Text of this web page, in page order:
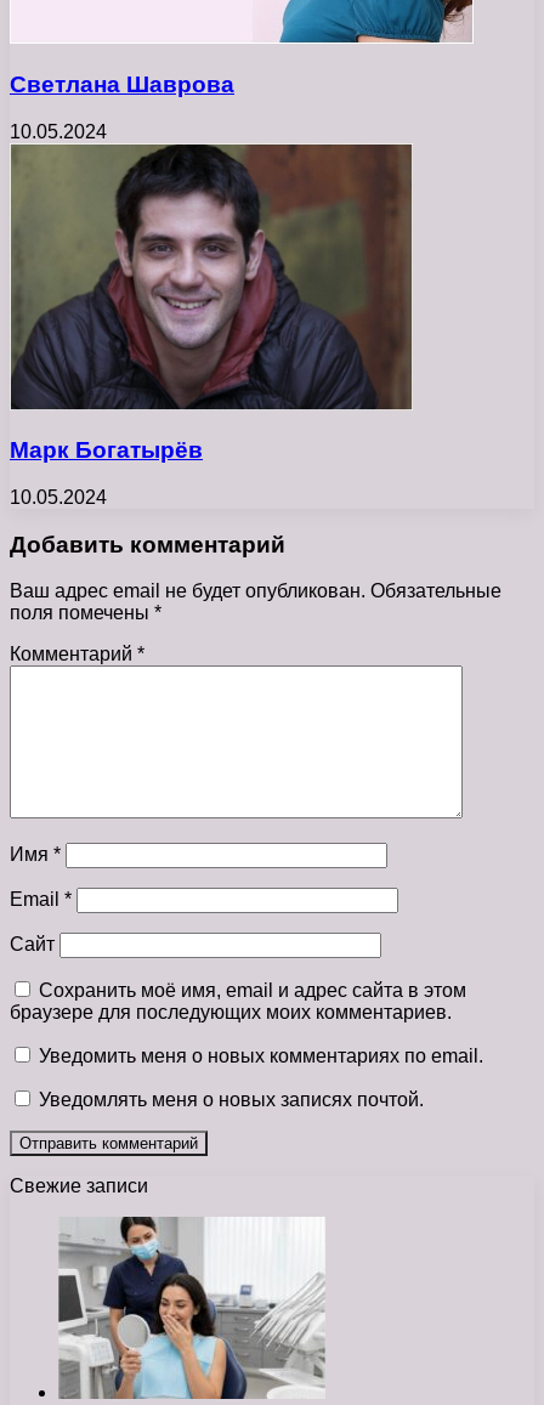
Светлана Шаврова
10.05.2024
Марк Богатырёв
10.05.2024
Добавить комментарий
Ваш адрес email не будет опубликован. Обязательные
поля помечены *
Комментарий *
Имя *
Email *
Сайт
Сохранить моё имя, email и адрес сайта в этом
браузере для последующих моих комментариев.
Уведомить меня о новых комментариях по email.
Уведомлять меня о новых записях почтой.
Свежие записи